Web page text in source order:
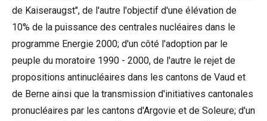
de Kaiseraugst", de l'autre l'objectif d'une élévation de
10% de la puissance des centrales nucléaires dans le
programme Energie 2000; d'un côté l'adoption par le
peuple du moratoire 1990 - 2000, de l'autre le rejet de
propositions antinucléaires dans les cantons de Vaud et
de Berne ainsi que la transmission d'initiatives cantonales
pronucléaires par les cantons d'Argovie et de Soleure; d'un